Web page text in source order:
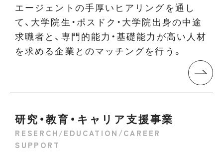
エージェントの手厚いヒアリングを通し
て、大学院生・ポスドク・大学院出身の中途
求職者と、専門的能力・基礎能力が高い人材
を求める企業とのマッチングを行う。
研究・教育・キャリア支援事業
RESERCH/EDUCATION/CAREER
SUPPORT